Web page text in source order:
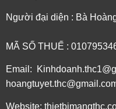
Người đại diện : Bà
MÃ SỐ THUẾ :
Email:
Website: